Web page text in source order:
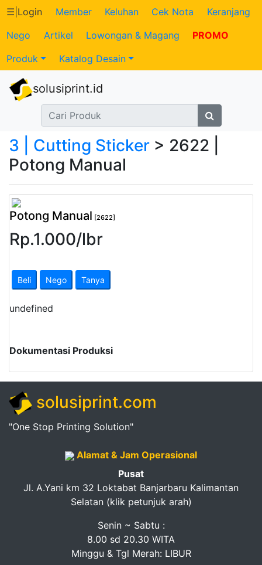
Katalog
Produk
Petugas
Riwayat
Transaksi
Tagihan
Berjalan
Pembayaran
Pendapatan
Fee
Password
Logout
☰ Login Member Keluhan Cek Nota
Keranjang
Nego
Artikel Lowongan & Magang
PROMO
Produk
Katalog Desain
solusiprint.id
3 | Cutting Sticker > 2622 |
Potong Manual
Potong Manual [2622]
Rp.1.000/lbr
Beli Nego Tanya
undefined
Dokumentasi Produksi
solusiprint.com
"One Stop Printing Solution"
Alamat & Jam Operasional
Pusat
Jl. A.Yani km 32 Loktabat Banjarbaru Kalimantan
Selatan (klik petunjuk arah)
Senin ~ Sabtu :
8.00 sd 20.30 WITA
Minggu & Tgl Merah: LIBUR